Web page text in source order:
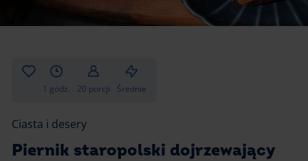
Zupy i kremy
Inne
Ciasta i desery
Napoje i koktajle
Desery i przekąski
1 godz. 20 porcji Średnie
Ciasta i desery
Piernik staropolski dojrzewający